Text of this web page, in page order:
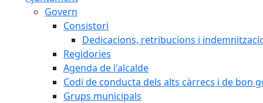
Govern
Consistori
Dedicacions, retribucions i
Regidories
Agenda de l'alcalde
Codi de conducta dels alts càrrecs i de bon
Grups municipals